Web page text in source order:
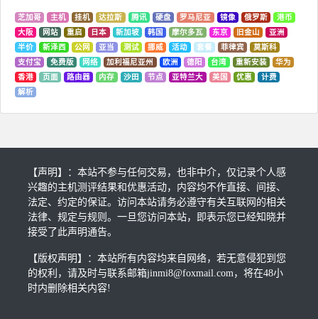
芝加哥 主机 挂机 达拉斯 腾讯 硬盘 罗马尼亚 镜像 俄罗斯
港币
大阪
网站 重启 日本 新加坡 韩国 摩尔多瓦 东京 旧金山
亚洲
半价
新泽西 公网 亚当 测试 挪威 活动 套餐 菲律宾
莫斯科
支付宝
免费版 网络 加利福尼亚州 欧洲 德阳 台湾 重新安装
华为
香港
页面 路由器 内存 沙田 节点 亚特兰大 美国 优惠
计费
解析
【声明】：本站不参与任何交易，也非中介，仅记录个人感
兴趣的主机测评结果和优惠活动，内容均不作直接、间接、
法定、约定的保证。访问本站请务必遵守有关互联网的相关
法律、规定与规则。一旦您访问本站，即表示您已经知晓并
接受了此声明通告。
【版权声明】：本站所有内容均来自网络，若无意侵犯到您
的权利，请及时与联系邮箱jinmi8@foxmail.com，将在48小
时内删除相关内容!